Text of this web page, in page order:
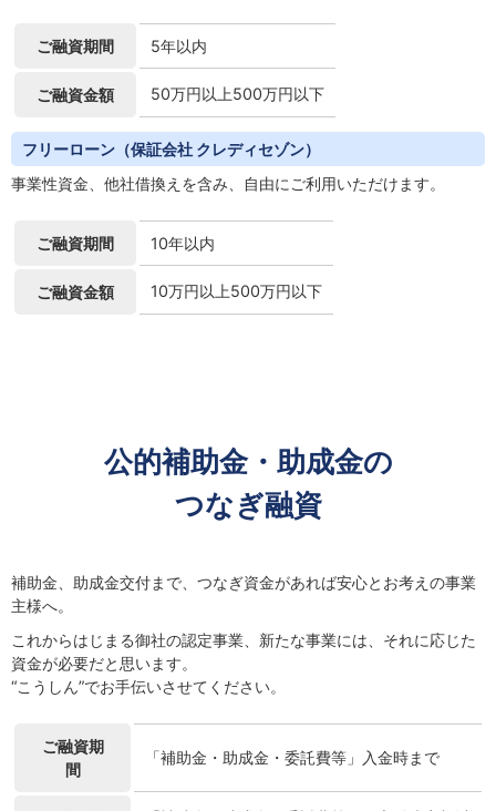
ご融資期間 5年以内
ご融資金額 50万円以上500万円以下
フリーローン （保証会社 クレディセゾン）
事業性資金、他社借換えを含み、自由にご利用いただけます。
ご融資期間 10年以内
ご融資金額 10万円以上500万円以下
公的補助金・助成金の
つなぎ融資
補助金、助成金交付まで、つなぎ資金があれば安心とお考えの事業
主様へ。
これからはじまる御社の認定事業、新たな事業には、それに応じた
資金が必要だと思います。
“こうしん”でお手伝いさせてください。
ご融資期
間
「補助金・助成金・委託費等」入金時まで